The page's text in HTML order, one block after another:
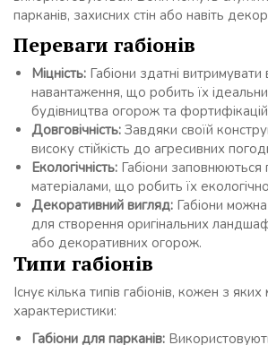
парканів, захисних стін або навіть
Переваги габіонів
Міцність: Габіони здатні витримувати
навантаження, що робить їх
будівництва огорож та
Довговічність: Завдяки своїй
високу стійкість до агресивних
Екологічність: Габіони
матеріалами, що робить їх
Декоративний вигляд: Габіони
для створення оригінальних
або декоративних огорож.
Типи габіонів
Існує кілька типів габіонів, кожен з яких
характеристики:
Габіони для парканів: